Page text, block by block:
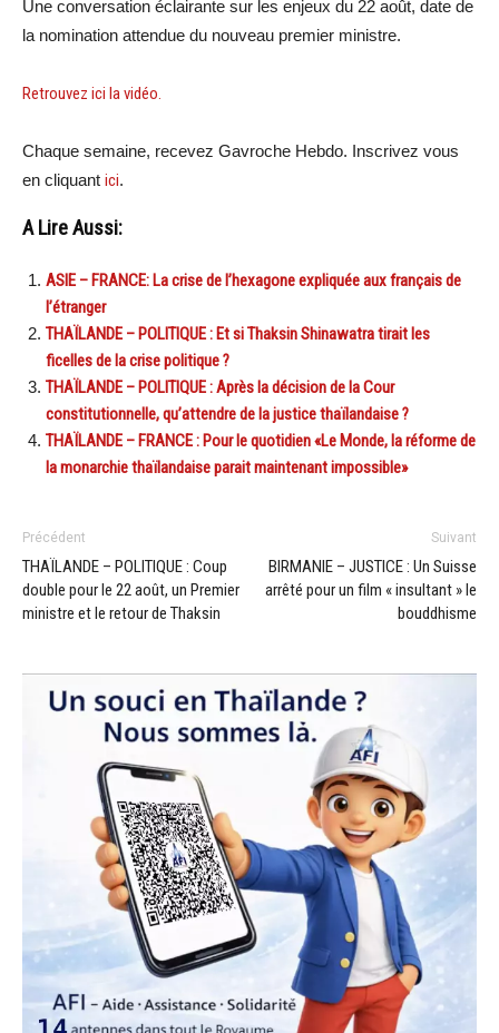
Une conversation éclairante sur les enjeux du 22 août, date de
la nomination attendue du nouveau premier ministre.
Retrouvez ici la vidéo.
Chaque semaine, recevez Gavroche Hebdo. Inscrivez vous
en cliquant ici.
A Lire Aussi:
ASIE – FRANCE: La crise de l’hexagone expliquée aux français de
l’étranger
THAÏLANDE – POLITIQUE : Et si Thaksin Shinawatra tirait les
ficelles de la crise politique ?
THAÏLANDE – POLITIQUE : Après la décision de la Cour
constitutionnelle, qu’attendre de la justice thaïlandaise ?
THAÏLANDE – FRANCE : Pour le quotidien «Le Monde, la réforme de
la monarchie thaïlandaise parait maintenant impossible»
Précédent
THAÏLANDE – POLITIQUE : Coup
double pour le 22 août, un Premier
ministre et le retour de Thaksin
Suivant
BIRMANIE – JUSTICE : Un Suisse
arrêté pour un film « insultant » le
bouddhisme